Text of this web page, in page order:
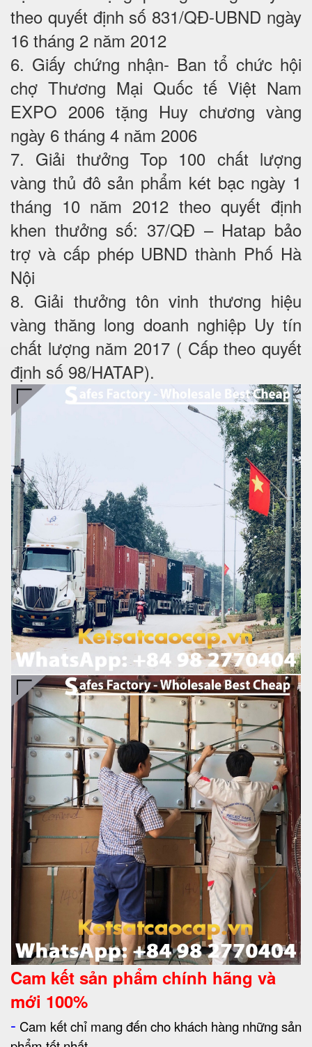
theo quyết định số 831/QĐ-UBND ngày
16 tháng 2 năm 2012
6. Giấy chứng nhận- Ban tổ chức hội
chợ Thương Mại Quốc tế Việt Nam
EXPO 2006 tặng Huy chương vàng
ngày 6 tháng 4 năm 2006
7. Giải thưởng Top 100 chất lượng
vàng thủ đô sản phẩm két bạc ngày 1
tháng 10 năm 2012 theo quyết định
khen thưởng số: 37/QĐ – Hatap bảo
trợ và cấp phép UBND thành Phố Hà
Nội
8. Giải thưởng tôn vinh thương hiệu
vàng thăng long doanh nghiệp Uy tín
chất lượng năm 2017 ( Cấp theo quyết
định số 98/HATAP).
Cam kết sản phẩm chính hãng và
mới 100%
- Cam kết chỉ mang đến cho khách hàng những sản